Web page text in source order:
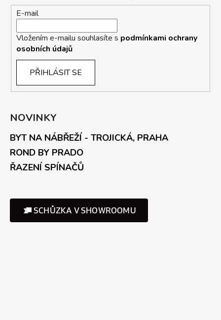
E-mail
Vložením e-mailu souhlasíte s podmínkami ochrany
osobních údajů
PŘIHLÁSIT SE
NOVINKY
BYT NA NÁBŘEŽÍ - TROJICKÁ, PRAHA
ROND BY PRADO
ŘAZENÍ SPÍNAČŮ
SCHŮZKA V SHOWROOMU